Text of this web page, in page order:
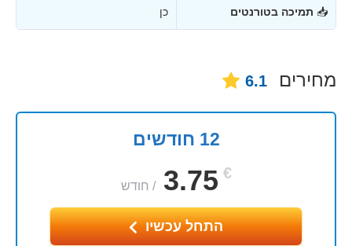
📥 תמיכה בטורנטים כן
מחירים 6.1
12 חודשים
€
3.75
/ חודש
התחל עכשיו